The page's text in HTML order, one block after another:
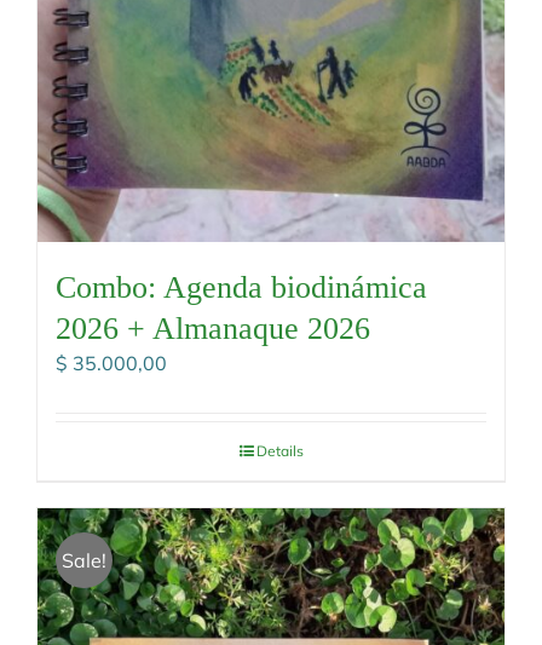
Combo: Agenda biodinámica
2026 + Almanaque 2026
$ 35.000,00
Details
Sale!